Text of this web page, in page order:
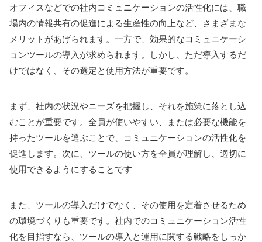
オフィスなどでの社内コミュニケーションの活性化には、職
場内の情報共有の促進による生産性の向上など、さまざまな
メリットがあげられます。一方で、効果的なコミュニケーシ
ョンツールの導入が求められます。しかし、ただ導入するだ
けではなく、その選定と使用方法が重要です。
まず、社内の状況やニーズを把握し、それを施策に落とし込
むことが重要です。全員が使いやすい、または必要な機能を
持ったツールを選ぶことで、コミュニケーションの活性化を
促進します。次に、ツールの使い方を全員が理解し、適切に
使用できるようにすることです
また、ツールの導入だけでなく、その使用を定着させるため
の環境づくりも重要です。社内でのコミュニケーション活性
化を目指すなら、ツールの導入と運用に関する戦略をしっか